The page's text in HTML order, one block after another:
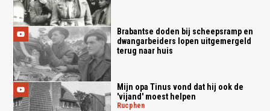
Brabantse doden bij scheepsramp en
dwangarbeiders lopen uitgemergeld
terug naar huis
Mijn opa Tinus vond dat hij ook de
'vijand' moest helpen
rucphen